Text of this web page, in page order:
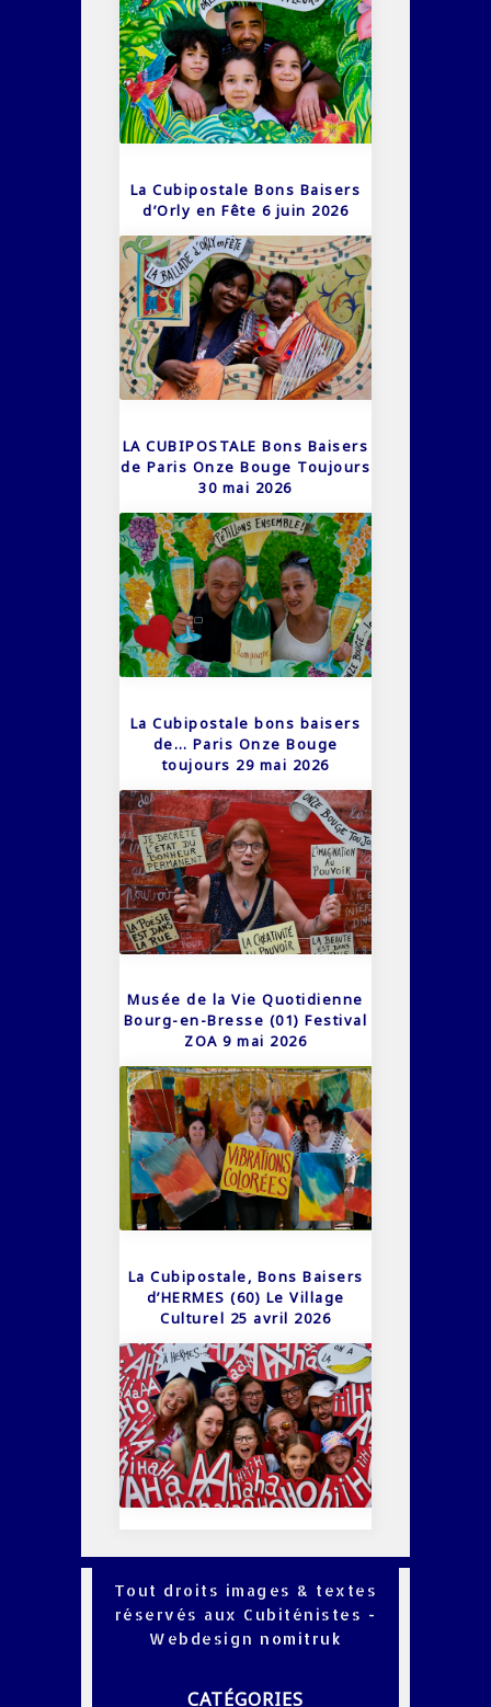
La Cubipostale Bons Baisers
d’Orly en Fête 6 juin 2026
LA CUBIPOSTALE Bons Baisers
de Paris Onze Bouge Toujours
30 mai 2026
La Cubipostale bons baisers
de… Paris Onze Bouge
toujours 29 mai 2026
Musée de la Vie Quotidienne
Bourg-en-Bresse (01) Festival
ZOA 9 mai 2026
La Cubipostale, Bons Baisers
d’HERMES (60) Le Village
Culturel 25 avril 2026
Tout droits images & textes
réservés aux Cubiténistes -
Webdesign nomitruk
CATÉGORIES